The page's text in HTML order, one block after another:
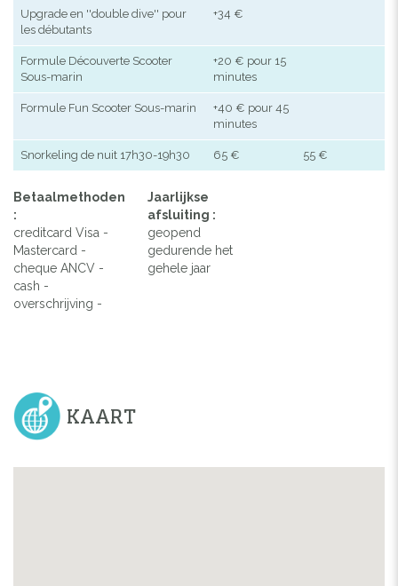
Upgrade en ''double dive'' pour
les débutants
+34 €
Formule Découverte Scooter
Sous-marin
+20 € pour 15
minutes
Formule Fun Scooter Sous-marin
+40 € pour 45
minutes
Snorkeling de nuit 17h30-19h30 65 € 55 €
Betaalmethoden
:
creditcard Visa -
Mastercard -
cheque ANCV -
cash -
overschrijving -
Jaarlijkse
afsluiting :
geopend
gedurende het
gehele jaar
KAART